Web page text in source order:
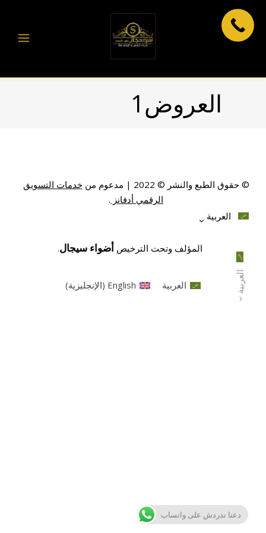
العربية
العروض1
© حقوق الطبع والنشر © 2022 | مدعوم من
خدمات التسويق
الرقمي أدفانز .
العربية
المؤلف وتحت الترخيص أضواء سيجال.
دعنا ندردش على واتساب
العربية English
(الإنجليزية)